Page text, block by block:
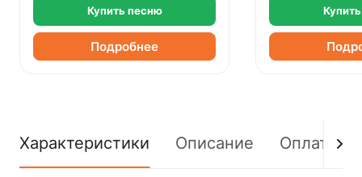
Купить песню
Подробнее
Характеристики Описание Оплата